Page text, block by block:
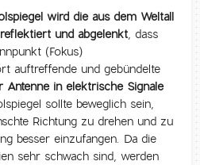
wird die aus dem Weltall
und abgelenkt, dass
(Fokus)
auftreffende und gebündelte
Antenne in elektrische Signale
sollte beweglich sein,
Richtung zu drehen und zu
besser einzufangen. Da die
sehr schwach sind, werden